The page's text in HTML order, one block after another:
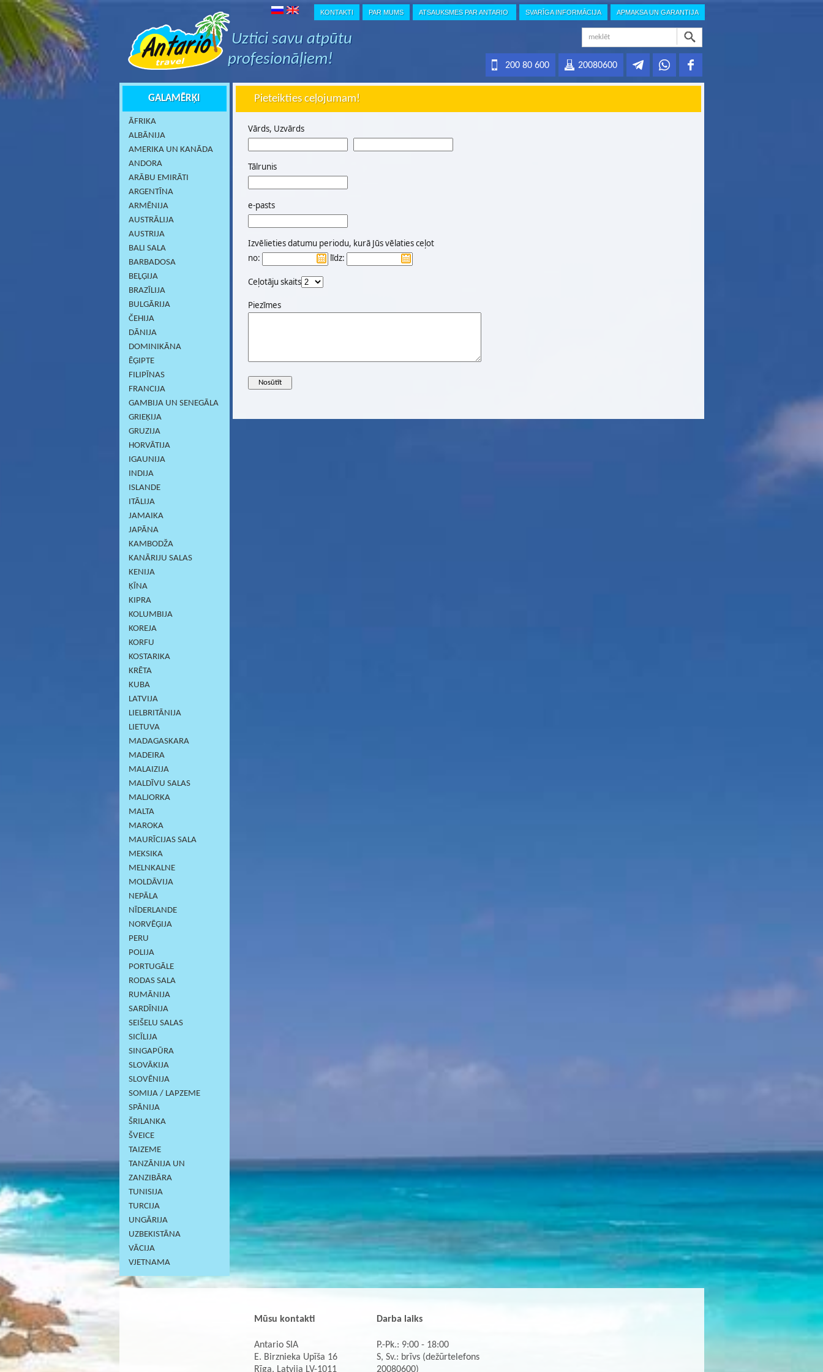
KONTAKTI PAR MUMS ATSAUKSMES PAR ANTARIO SVARĪGA INFORMĀCIJA APMAKSA UN GARANTIJA
Uztici savu atpūtu
profesionāļiem!
20080600
200 80 600
GALAMĒRĶI
ĀFRIKA
ALBĀNIJA
AMERIKA UN KANĀDA
ANDORA
ARĀBU EMIRĀTI
ARGENTĪNA
ARMĒNIJA
AUSTRĀLIJA
AUSTRIJA
BALI SALA
BARBADOSA
BEĻĢIJA
BRAZĪLIJA
BULGĀRIJA
ČEHIJA
DĀNIJA
DOMINIKĀNA
ĒĢIPTE
FILIPĪNAS
FRANCIJA
GAMBIJA UN SENEGĀLA
GRIEĶIJA
GRUZIJA
HORVĀTIJA
IGAUNIJA
INDIJA
ISLANDE
ITĀLIJA
JAMAIKA
JAPĀNA
KAMBODŽA
KANĀRIJU SALAS
KENIJA
ĶĪNA
KIPRA
KOLUMBIJA
KOREJA
KORFU
KOSTARIKA
KRĒTA
KUBA
LATVIJA
LIELBRITĀNIJA
LIETUVA
MADAGASKARA
MADEIRA
MALAIZIJA
MALDĪVU SALAS
MALJORKA
MALTA
MAROKA
MAURĪCIJAS SALA
MEKSIKA
MELNKALNE
MOLDĀVIJA
NEPĀLA
NĪDERLANDE
NORVĒĢIJA
PERU
POLIJA
PORTUGĀLE
RODAS SALA
RUMĀNIJA
SARDĪNIJА
SEIŠELU SALAS
SICĪLIJA
SINGAPŪRA
SLOVĀKIJA
SLOVĒNIJA
SOMIJA / LAPZEME
SPĀNIJA
ŠRILANKA
ŠVEICE
TAIZEME
TANZĀNIJA UN
ZANZIBĀRA
TUNISIJA
TURCIJA
UNGĀRIJA
UZBEKISTĀNA
VĀCIJA
VJETNAMA
Pieteikties ceļojumam!
Vārds, Uzvārds
Tālrunis
e-pasts
Izvēlieties datumu periodu, kurā Jūs vēlaties ceļot
no:
līdz:
Ceļotāju skaits
Piezīmes
Mūsu kontakti
Antario SIA
E. Birznieka Upīša 16
Rīga, Latvija LV-1011
Darba laiks
P.-Pk.: 9:00 - 18:00
S, Sv.: brīvs (dežūrtelefons
20080600)